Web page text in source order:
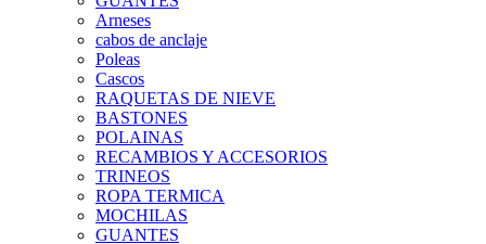
Arneses
cabos de anclaje
Poleas
Cascos
RAQUETAS DE NIEVE
BASTONES
POLAINAS
RECAMBIOS Y ACCESORIOS
TRINEOS
ROPA TERMICA
MOCHILAS
GUANTES